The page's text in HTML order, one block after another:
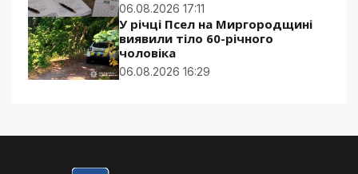
06.08.2026 17:11
У річці Псел на Миргородщині
виявили тіло 60-річного
чоловіка
06.08.2026 16:29